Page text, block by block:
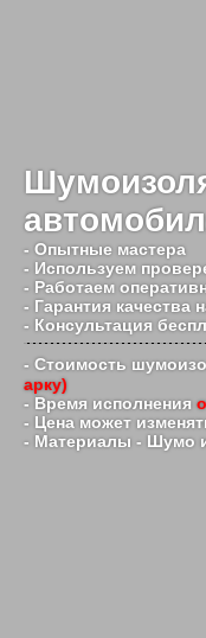
- Опытные мастера
- Используем
- Работаем
- Гарантия качества
- Консультация
- Стоимость
арку)
- Время исполнения
- Цена может
- Материалы - Шумо